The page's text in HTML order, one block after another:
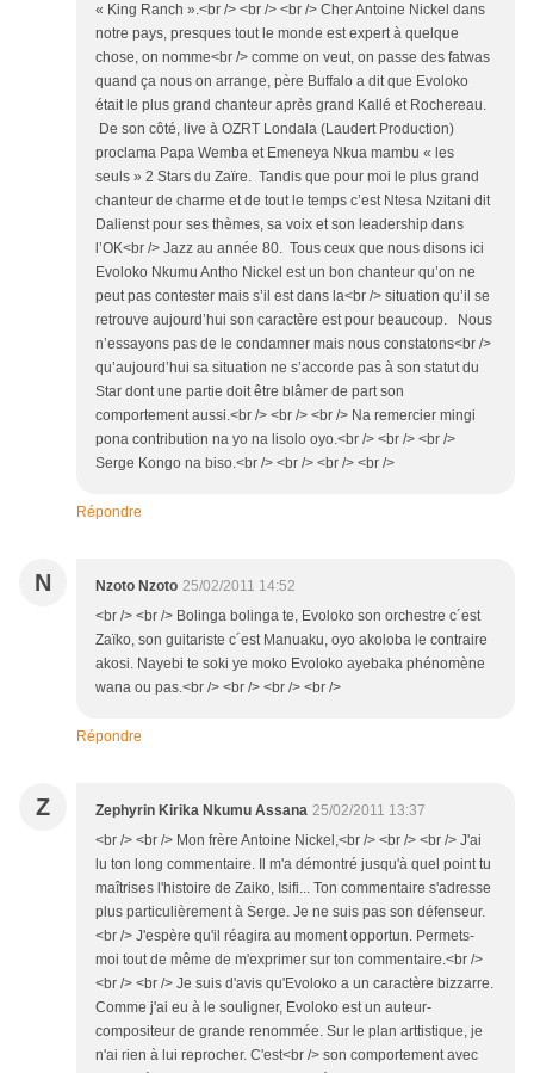
« King Ranch ».<br /> <br /> <br /> Cher Antoine Nickel dans
notre pays, presques tout le monde est expert à quelque
chose, on nomme<br /> comme on veut, on passe des fatwas
quand ça nous on arrange, père Buffalo a dit que Evoloko
était le plus grand chanteur après grand Kallé et Rochereau.
De son côté, live à OZRT Londala (Laudert Production)
proclama Papa Wemba et Emeneya Nkua mambu « les
seuls » 2 Stars du Zaïre. Tandis que pour moi le plus grand
chanteur de charme et de tout le temps c’est Ntesa Nzitani dit
Dalienst pour ses thèmes, sa voix et son leadership dans
l’OK<br /> Jazz au année 80. Tous ceux que nous disons ici
Evoloko Nkumu Antho Nickel est un bon chanteur qu’on ne
peut pas contester mais s’il est dans la<br /> situation qu’il se
retrouve aujourd’hui son caractère est pour beaucoup. Nous
n’essayons pas de le condamner mais nous constatons<br />
qu’aujourd’hui sa situation ne s’accorde pas à son statut du
Star dont une partie doit être blâmer de part son
comportement aussi.<br /> <br /> <br /> Na remercier mingi
pona contribution na yo na lisolo oyo.<br /> <br /> <br />
Serge Kongo na biso.<br /> <br /> <br /> <br />
Répondre
N Nzoto Nzoto 25/02/2011 14:52
<br /> <br /> Bolinga bolinga te, Evoloko son orchestre c´est
Zaïko, son guitariste c´est Manuaku, oyo akoloba le contraire
akosi. Nayebi te soki ye moko Evoloko ayebaka phénomène
wana ou pas.<br /> <br /> <br /> <br />
Répondre
Z Zephyrin Kirika Nkumu Assana 25/02/2011 13:37
<br /> <br /> Mon frère Antoine Nickel,<br /> <br /> <br /> J'ai
lu ton long commentaire. Il m'a démontré jusqu'à quel point tu
maîtrises l'histoire de Zaiko, Isifi... Ton commentaire s'adresse
plus particulièrement à Serge. Je ne suis pas son défenseur.
<br /> J'espère qu'il réagira au moment opportun. Permets-
moi tout de même de m'exprimer sur ton commentaire.<br />
<br /> <br /> Je suis d'avis qu'Evoloko a un caractère bizzarre.
Comme j'ai eu à le souligner, Evoloko est un auteur-
compositeur de grande renommée. Sur le plan arttistique, je
n'ai rien à lui reprocher. C'est<br /> son comportement avec